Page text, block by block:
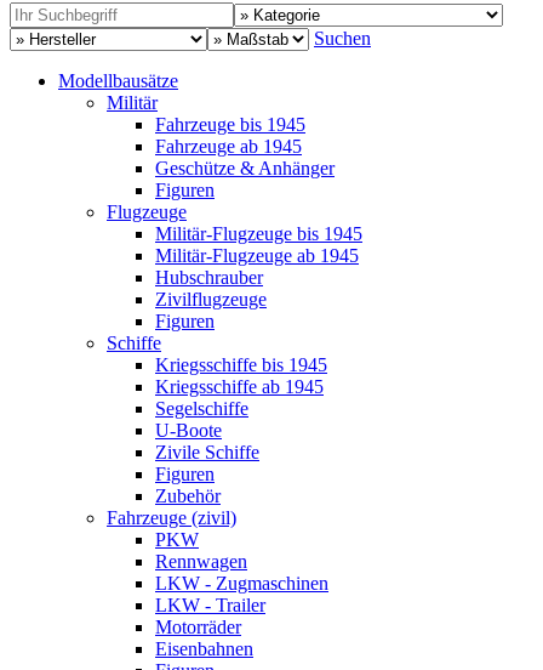
Suchen
Modellbausätze
Militär
Fahrzeuge bis 1945
Fahrzeuge ab 1945
Geschütze & Anhänger
Figuren
Flugzeuge
Militär-Flugzeuge bis 1945
Militär-Flugzeuge ab 1945
Hubschrauber
Zivilflugzeuge
Figuren
Schiffe
Kriegsschiffe bis 1945
Kriegsschiffe ab 1945
Segelschiffe
U-Boote
Zivile Schiffe
Figuren
Zubehör
Fahrzeuge (zivil)
PKW
Rennwagen
LKW - Zugmaschinen
LKW - Trailer
Motorräder
Eisenbahnen